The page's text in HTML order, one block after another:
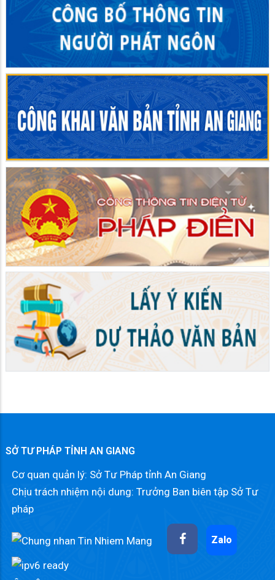
SỞ TƯ PHÁP TỈNH AN GIANG
Cơ quan quản lý: Sở Tư Pháp tỉnh An Giang
Chịu trách nhiệm nội dung: Trưởng Ban biên tập Sở Tư
pháp
Zalo